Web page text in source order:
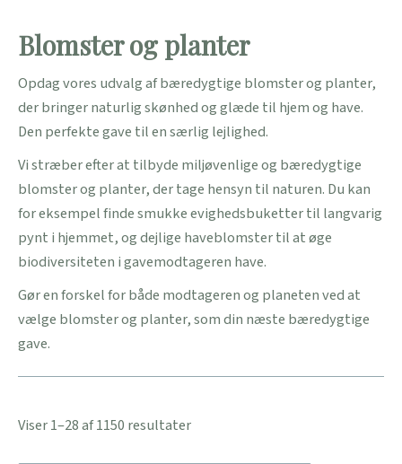
Blomster og planter
Opdag vores udvalg af bæredygtige blomster og planter,
der bringer naturlig skønhed og glæde til hjem og have.
Den perfekte gave til en særlig lejlighed.
Vi stræber efter at tilbyde miljøvenlige og bæredygtige
blomster og planter, der tage hensyn til naturen. Du kan
for eksempel finde smukke evighedsbuketter til langvarig
pynt i hjemmet, og dejlige haveblomster til at øge
biodiversiteten i gavemodtageren have.
Gør en forskel for både modtageren og planeten ved at
vælge blomster og planter, som din næste bæredygtige
gave.
Viser 1–28 af 1150 resultater